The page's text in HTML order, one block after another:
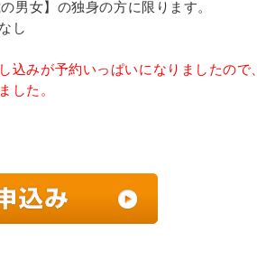
の男女】の独身の方に限ります。
し
込みが予約いっぱいになりましたので
した。